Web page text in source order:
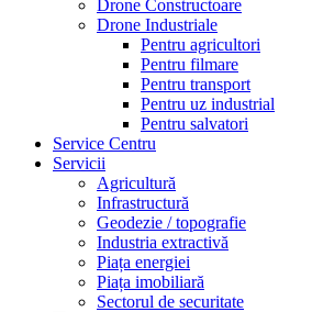
Drone Constructoare
Drone Industriale
Pentru agricultori
Pentru filmare
Pentru transport
Pentru uz industrial
Pentru salvatori
Service Centru
Servicii
Agricultură
Infrastructură
Geodezie / topografie
Industria extractivă
Piața energiei
Piața imobiliară
Sectorul de securitate